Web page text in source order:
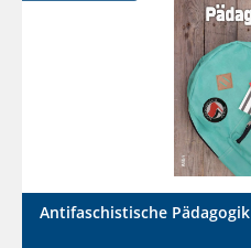
Antifaschistische Pädagogik